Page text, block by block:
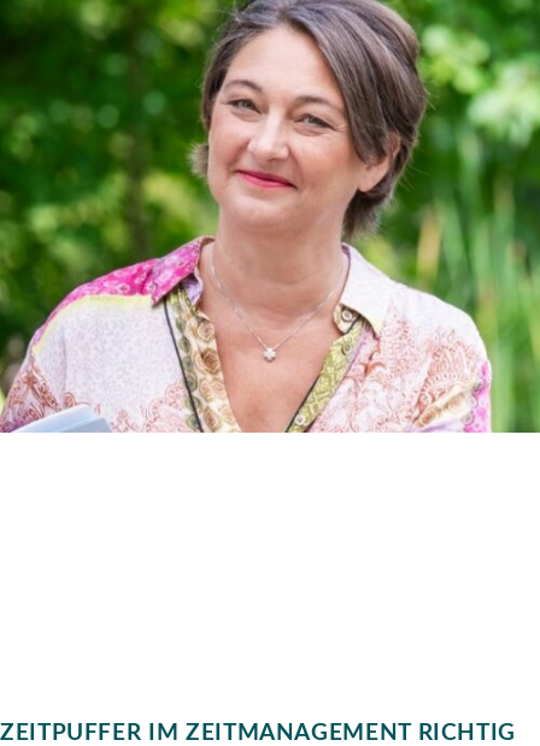
ZEITPUFFER IM ZEITMANAGEMENT RICHTIG